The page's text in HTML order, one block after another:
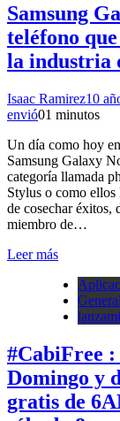
Samsung
teléfono
la industria
Isaac Ramirez10
envió01 minutos
Un día como hoy
Samsung Galaxy
categoría llamada
Stylus o como ellos
de cosechar éxitos,
miembro de…
Leer más
General
#CabiFree :
Domingo y
gratis de